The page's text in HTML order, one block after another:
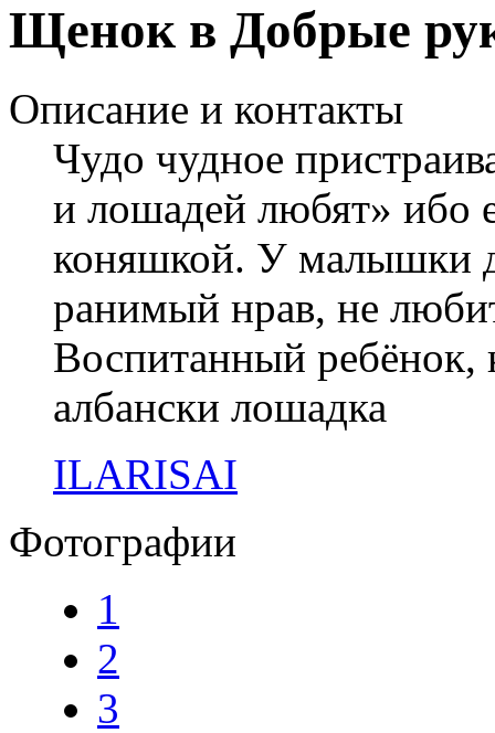
Щенок в Добрые
Описание и контакты
Чудо чудное
и лошадей любят» ибо
коняшкой. У малышки
ранимый нрав, не
Воспитанный ребёнок,
албански лошадка
ILARISAI
Фотографии
1
2
3